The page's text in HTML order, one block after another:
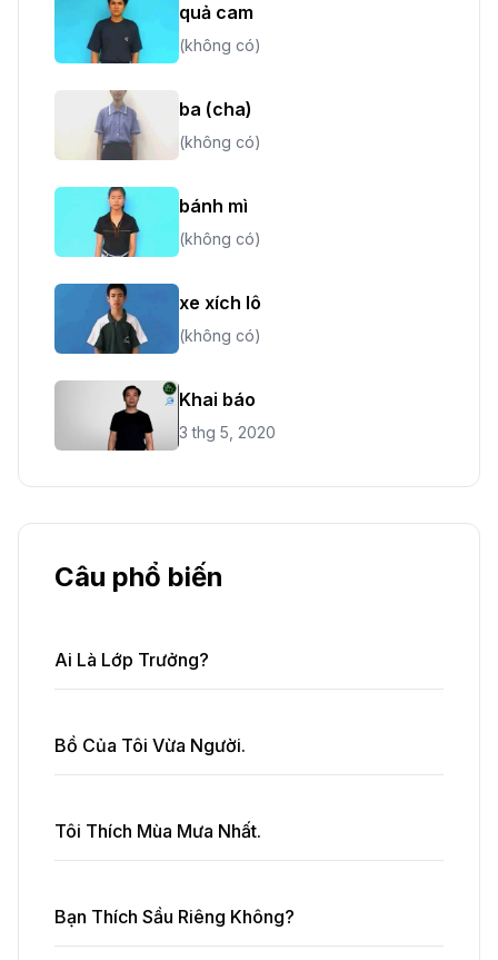
quả cam
(không có)
ba (cha)
(không có)
bánh mì
(không có)
xe xích lô
(không có)
Khai báo
3 thg 5, 2020
Câu phổ biến
Ai Là Lớp Trưởng?
Bồ Của Tôi Vừa Người.
Tôi Thích Mùa Mưa Nhất.
Bạn Thích Sầu Riêng Không?